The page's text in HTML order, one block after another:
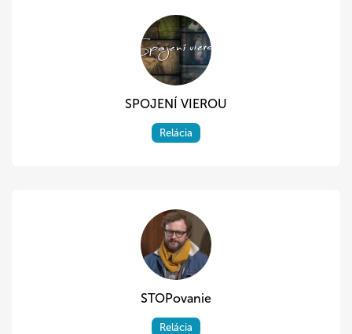
SPOJENÍ VIEROU
Relácia
STOPovanie
Relácia